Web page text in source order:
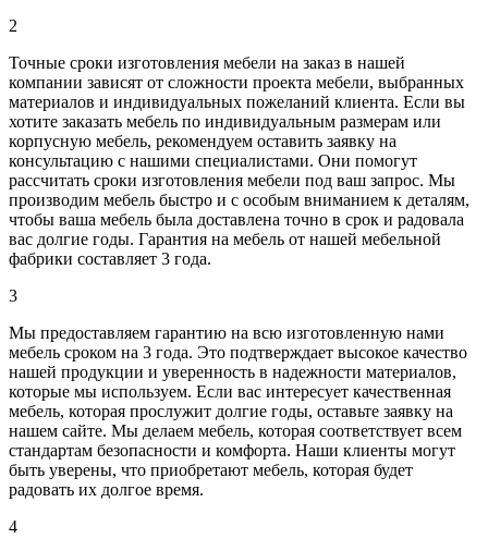
2
Точные сроки изготовления мебели на заказ в нашей
компании зависят от сложности проекта мебели, выбранных
материалов и индивидуальных пожеланий клиента. Если вы
хотите заказать мебель по индивидуальным размерам или
корпусную мебель, рекомендуем оставить заявку на
консультацию с нашими специалистами. Они помогут
рассчитать сроки изготовления мебели под ваш запрос. Мы
производим мебель быстро и с особым вниманием к деталям,
чтобы ваша мебель была доставлена точно в срок и радовала
вас долгие годы. Гарантия на мебель от нашей мебельной
фабрики составляет 3 года.
3
Мы предоставляем гарантию на всю изготовленную нами
мебель сроком на 3 года. Это подтверждает высокое качество
нашей продукции и уверенность в надежности материалов,
которые мы используем. Если вас интересует качественная
мебель, которая прослужит долгие годы, оставьте заявку на
нашем сайте. Мы делаем мебель, которая соответствует всем
стандартам безопасности и комфорта. Наши клиенты могут
быть уверены, что приобретают мебель, которая будет
радовать их долгое время.
4